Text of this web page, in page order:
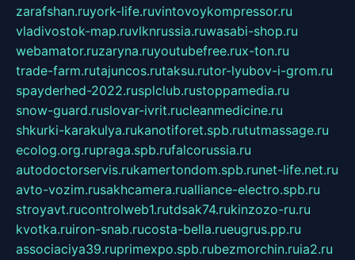
zarafshan.ruyork-life.ruvintovoykompressor.ru
vladivostok-map.ruvlknrussia.ruwasabi-shop.ru
webamator.ruzaryna.ruyoutubefree.rux-ton.ru
trade-farm.rutajuncos.rutaksu.rutor-lyubov-i-grom.ru
spayderhed-2022.rusplclub.rustoppamedia.ru
snow-guard.ruslovar-ivrit.rucleanmedicine.ru
shkurki-karakulya.rukanotiforet.spb.rututmassage.ru
ecolog.org.rupraga.spb.rufalcorussia.ru
autodoctorservis.rukamertondom.spb.runet-life.net.ru
avto-vozim.rusakhcamera.rualliance-electro.spb.ru
stroyavt.rucontrolweb1.rutdsak74.rukinzozo-ru.ru
kvotka.ruiron-snab.rucosta-bella.rueugrus.pp.ru
associaciya39.ruprimexpo.spb.rubezmorchin.ruia2.ru